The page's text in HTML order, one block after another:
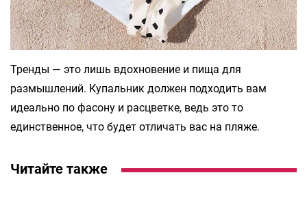
Тренды — это лишь вдохновение и пища для
размышлений. Купальник должен подходить вам
идеально по фасону и расцветке, ведь это то
единственное, что будет отличать вас на пляже.
Читайте также